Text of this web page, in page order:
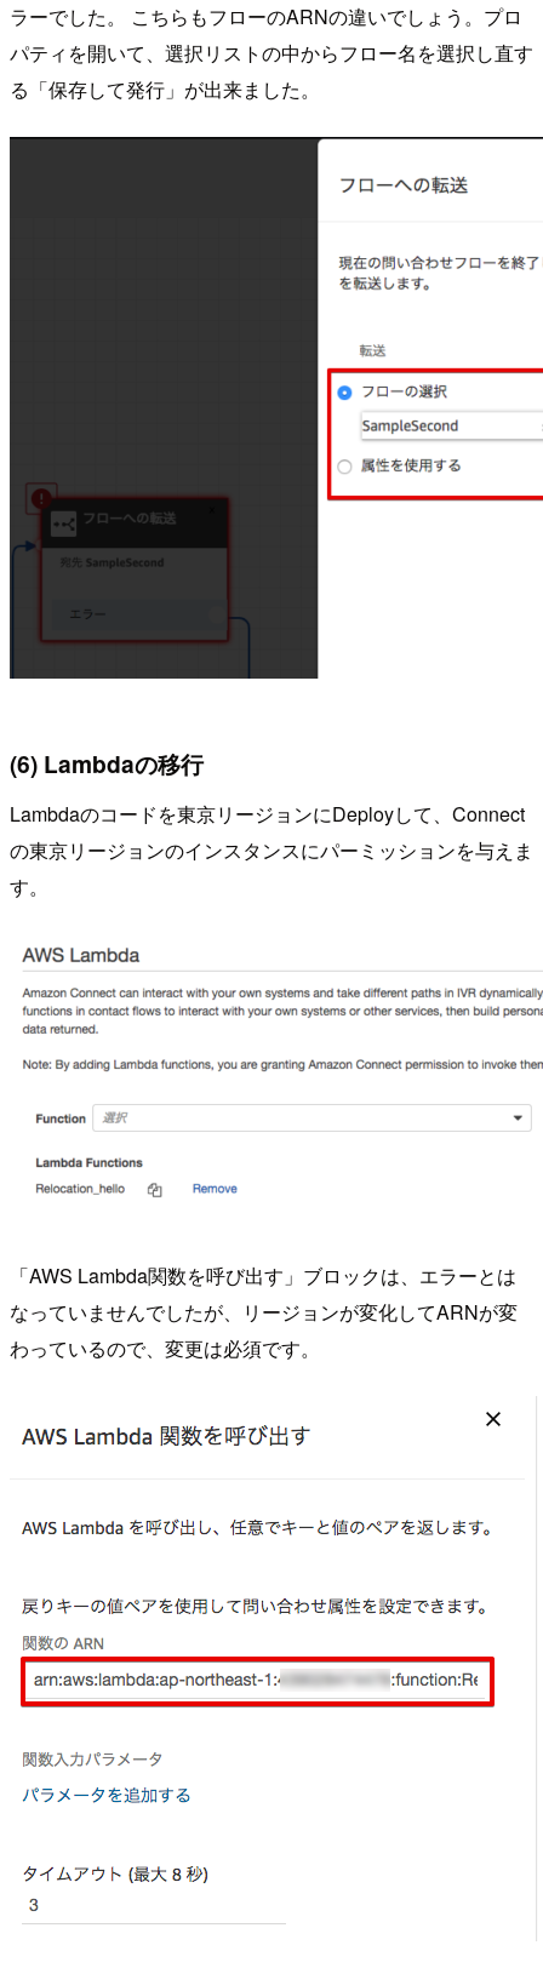
ラーでした。 こちらもフローのARNの違いでしょう。プロ
パティを開いて、選択リストの中からフロー名を選択し直す
る「保存して発行」が出来ました。
(6) Lambdaの移行
Lambdaのコードを東京リージョンにDeployして、Connect
の東京リージョンのインスタンスにパーミッションを与えま
す。
「AWS Lambda関数を呼び出す」ブロックは、エラーとは
なっていませんでしたが、リージョンが変化してARNが変
わっているので、変更は必須です。